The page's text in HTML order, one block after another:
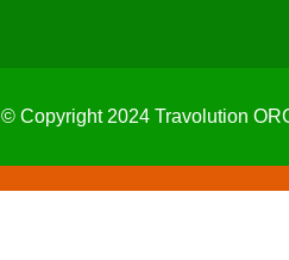
© Copyright 2024 Travolution